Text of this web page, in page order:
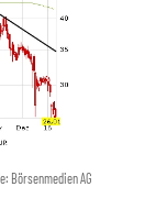
Börsenmedien AG